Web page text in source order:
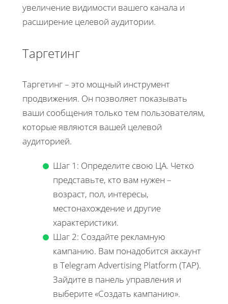
увеличение видимости вашего канала и
расширение целевой аудитории.
Таргетинг
Таргетинг – это мощный инструмент
продвижения. Он позволяет показывать
ваши сообщения только тем пользователям,
которые являются вашей целевой
аудиторией.
Шаг 1: Определите свою ЦА. Четко
представьте, кто вам нужен –
возраст, пол, интересы,
местонахождение и другие
характеристики.
Шаг 2: Создайте рекламную
кампанию. Вам понадобится аккаунт
в Telegram Advertising Platform (TAP).
Зайдите в панель управления и
выберите «Создать кампанию».